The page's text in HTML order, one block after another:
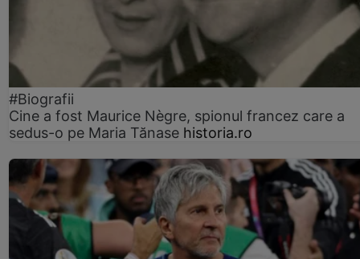
#Biografii
Cine a fost Maurice Nègre, spionul francez care a
sedus-o pe Maria Tănase historia.ro